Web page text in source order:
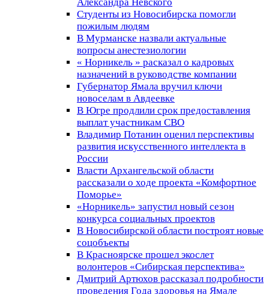
Студенты из Новосибирска помогли
пожилым людям
В Мурманске назвали актуальные
вопросы анестезиологии
« Норникель » расказал о кадровых
назначений в руководстве компании
Губернатор Ямала вручил ключи
новоселам в Авдеевке
В Югре продлили срок предоставления
выплат участникам СВО
Владимир Потанин оценил перспективы
развития искусственного интеллекта в
России
Власти Архангельской области
рассказали о ходе проекта «Комфортное
Поморье»
«Норникель» запустил новый сезон
конкурса социальных проектов
В Новосибирской области построят новые
соцобъекты
В Красноярске прошел экослет
волонтеров «Сибирская перспектива»
Дмитрий Артюхов рассказал подробности
проведения Года здоровья на Ямале